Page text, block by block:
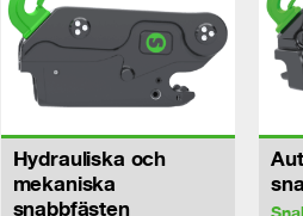
Hydrauliska och
mekaniska
snabbfästen